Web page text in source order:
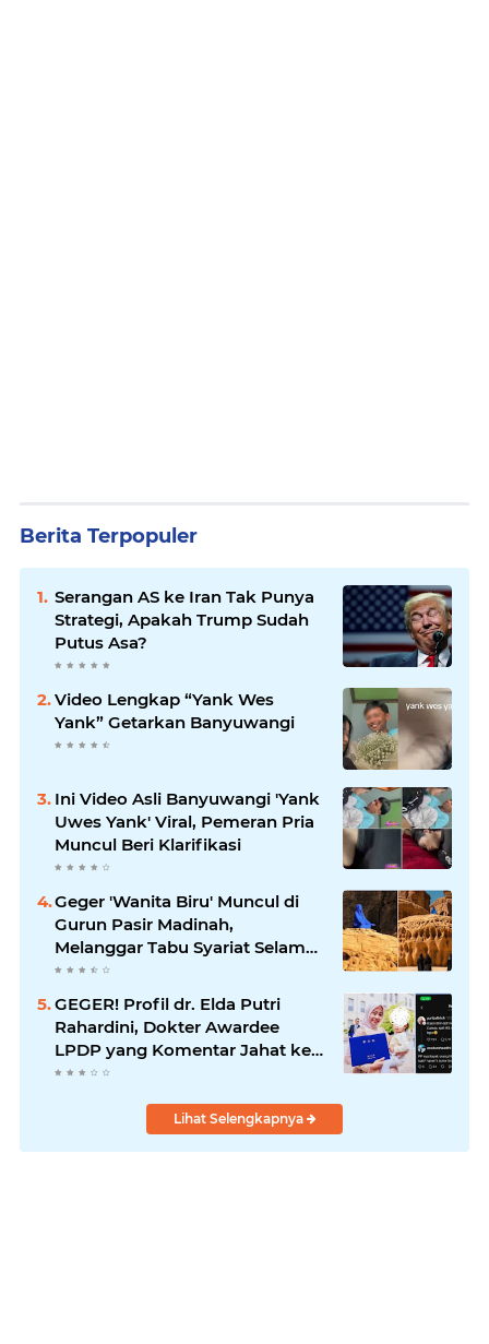
Berita Terpopuler
Serangan AS ke Iran Tak Punya
Strategi, Apakah Trump Sudah
Putus Asa?
Video Lengkap “Yank Wes
Yank” Getarkan Banyuwangi
Ini Video Asli Banyuwangi 'Yank
Uwes Yank' Viral, Pemeran Pria
Muncul Beri Klarifikasi
Geger 'Wanita Biru' Muncul di
Gurun Pasir Madinah,
Melanggar Tabu Syariat Selama
Seribu Tahun
GEGER! Profil dr. Elda Putri
Rahardini, Dokter Awardee
LPDP yang Komentar Jahat ke
Pasien BPJS
Lihat Selengkapnya